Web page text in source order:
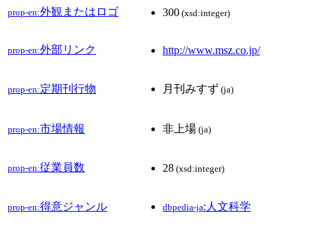
prop-en:外観またはロゴ 300 (xsd:integer)
prop-en:外部リンク http://www.msz.co.jp/
prop-en:定期刊行物 月刊みすず (ja)
prop-en:市場情報 非上場 (ja)
prop-en:従業員数 28 (xsd:integer)
prop-en:得意ジャンル dbpedia-ja:人文科学